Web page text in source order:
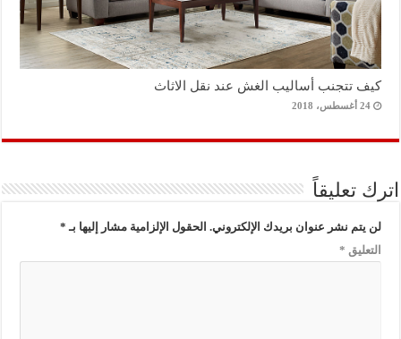
كيف تتجنب أساليب الغش عند نقل الاثاث
24 أغسطس، 2018
اترك تعليقاً
لن يتم نشر عنوان بريدك الإلكتروني. الحقول الإلزامية مشار إليها بـ *
التعليق *